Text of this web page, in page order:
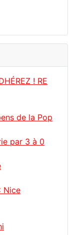
! RE
de la Pop
par 3 à 0
Nice